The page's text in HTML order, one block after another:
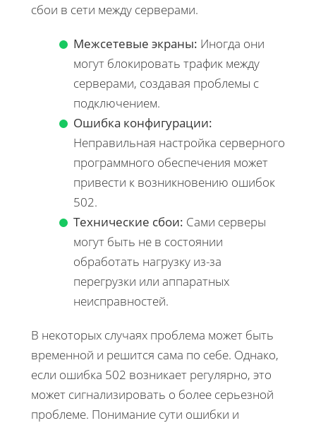
сбои в сети между серверами.
Межсетевые экраны: Иногда они
могут блокировать трафик между
серверами, создавая проблемы с
подключением.
Ошибка конфигурации:
Неправильная настройка серверного
программного обеспечения может
привести к возникновению ошибок
502.
Технические сбои: Сами серверы
могут быть не в состоянии
обработать нагрузку из-за
перегрузки или аппаратных
неисправностей.
В некоторых случаях проблема может быть
временной и решится сама по себе. Однако,
если ошибка 502 возникает регулярно, это
может сигнализировать о более серьезной
проблеме. Понимание сути ошибки и